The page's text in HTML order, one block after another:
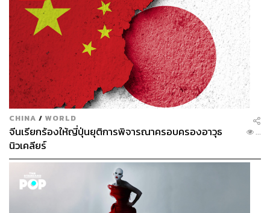
CHINA / WORLD
จีนเรียกร้องให้ญี่ปุ่นยุติการพิจารณาครอบครองอาวุธ
นิวเคลียร์
...